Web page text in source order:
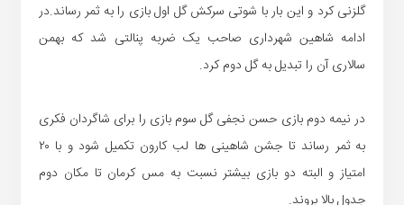
گلزنی کرد و این بار با شوتی سرکش گل اول بازی را به ثمر رساند.در
ادامه شاهین شهرداری صاحب یک ضربه پنالتی شد که بهمن
سالاری آن را تبدیل به گل دوم کرد.
در نیمه دوم بازی حسن نجفی گل سوم بازی را برای شاگردان فکری
به ثمر رساند تا جشن شاهینی ها لب کارون تکمیل شود و با ۲۰
امتیاز و البته دو بازی بیشتر نسبت به مس کرمان تا مکان دوم
جدول بالا بروند.